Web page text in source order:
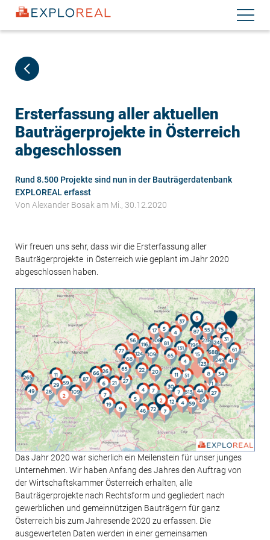
Direkt
zum
Inhalt
Ersterfassung aller aktuellen
Bauträgerprojekte in Österreich
abgeschlossen
Rund 8.500 Projekte sind nun in der Bauträgerdatenbank
EXPLOREAL erfasst
Von Alexander Bosak am Mi., 30.12.2020
Wir freuen uns sehr, dass wir die Ersterfassung aller
Bauträgerprojekte in Österreich wie geplant im Jahr 2020
abgeschlossen haben.
Das Jahr 2020 war sicherlich ein Meilenstein für unser junges
Unternehmen. Wir haben Anfang des Jahres den Auftrag von
der Wirtschaftskammer Österreich erhalten, alle
Bauträgerprojekte nach Rechtsform und gegliedert nach
gewerblichen und gemeinnützigen Bauträgern für ganz
Österreich bis zum Jahresende 2020 zu erfassen. Die
ausgewerteten Daten werden in einer gemeinsamen